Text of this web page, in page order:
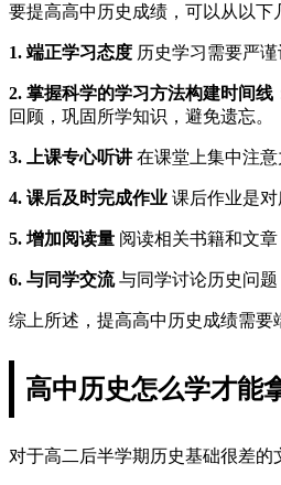
要提高高中历史成绩，可以从以下
1. 端正学习态度 历史学习需要严
2. 掌握科学的学习方法构建时间线
回顾，巩固所学知识，避免遗忘。
3. 上课专心听讲在课堂上集中注意
4. 课后及时完成作业 课后作业是
5. 增加阅读量 阅读相关书籍和文
6. 与同学交流与同学讨论历史问题
综上所述，提高高中历史成绩需要
高中历史怎么学才能
对于高二后半学期历史基础很差的